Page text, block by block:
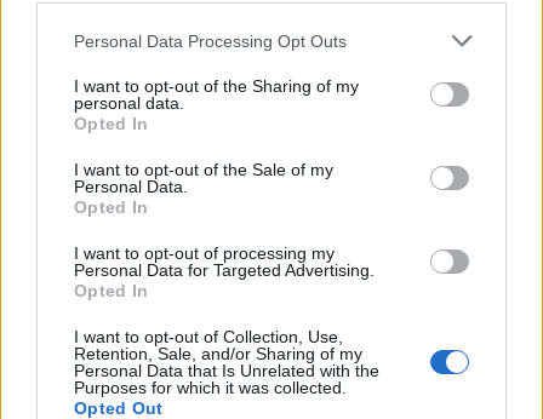
Personal Data Processing Opt Outs
I want to opt-out of the Sharing of my
personal data.
Opted In
I want to opt-out of the Sale of my
Personal Data.
Opted In
I want to opt-out of processing my
Personal Data for Targeted Advertising.
Opted In
I want to opt-out of Collection, Use,
Retention, Sale, and/or Sharing of my
Personal Data that Is Unrelated with the
Purposes for which it was collected.
Opted Out
erleben, möchten wir dir von Herzen danken. Danke für
Leidenschaft. Du hinterlässt große Fußstapfen, die
schwer zu füllen sein werden.
bei allem, was du anpackst, und vor allem jede Menge
Spaß! Vergiss nicht, dass du immer ein Teil unserer
Community bleiben wirst.
Mach’s gut, Indista! Du wirst uns fehlen, und wenn es Dir
ohne diesen Haufen hier zu langweilig wird, weißt Du ja,
Lg. Markus
19 Oktober 2024